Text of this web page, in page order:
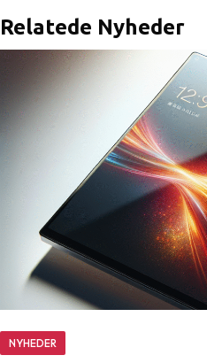
Relatede Nyheder
NYHEDER